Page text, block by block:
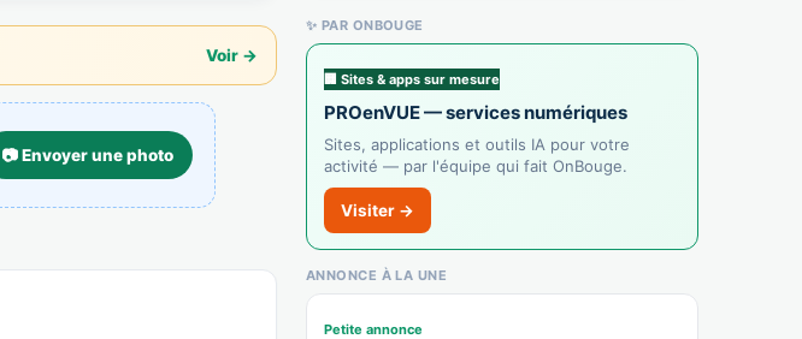
Voir →
📷 Envoyer une photo
✨ PAR ONBOUGE
🏢 Sites & apps sur mesure
PROenVUE — services numériques
Sites, applications et outils IA pour votre
activité — par l'équipe qui fait OnBouge.
Visiter →
ANNONCE À LA UNE
Petite annonce